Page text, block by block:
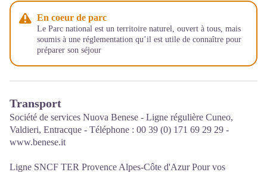
En coeur de parc
Le Parc national est un territoire naturel, ouvert à tous, mais
soumis à une réglementation qu’il est utile de connaître pour
préparer son séjour
Transport
Société de services Nuova Benese - Ligne régulière Cuneo,
Valdieri, Entracque - Téléphone : 00 39 (0) 171 69 29 29 -
www.benese.it
Ligne SNCF TER Provence Alpes-Côte d'Azur Pour vos